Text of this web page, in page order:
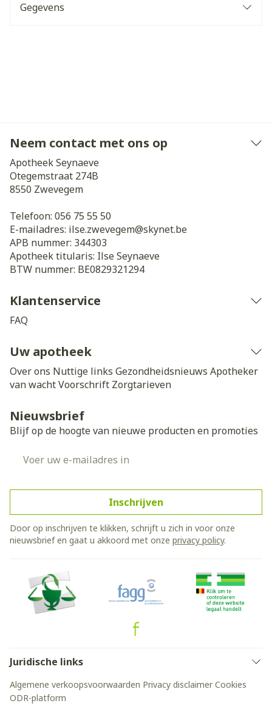
Gegevens
Neem contact met ons op
Apotheek Seynaeve
Otegemstraat 274B
8550 Zwevegem
Telefoon: 056 75 55 50
E-mailadres: ilse.zwevegem@skynet.be
APB nummer: 344303
Apotheek titularis: Ilse Seynaeve
BTW nummer: BE0829321294
Klantenservice
FAQ
Uw apotheek
Over ons Nuttige links Gezondheidsnieuws Apotheker
van wachtVoorschrift Zorgtarieven
Nieuwsbrief
Blijf op de hoogte van nieuwe producten en promoties
Inschrijven
Door op inschrijven te klikken, schrijft u zich in voor onze
nieuwsbrief en gaat u akkoord met onze privacy policy.
Juridische links
Algemene verkoopsvoorwaarden Privacy disclaimer Cookies
ODR-platform